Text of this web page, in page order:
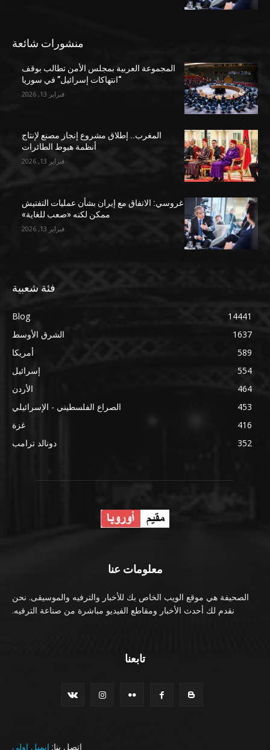
منشورات شائعة
المجموعة العربية بمجلس الأمن تطالب بوقف
“انتهاكات إسرائيل” في سوريا
فبراير 13, 2026
المغرب.. إطلاق مشروع إنجاز مصنع لإنتاج
أنظمة هبوط الطائرات
فبراير 13, 2026
غروسي: الاتفاق مع إيران بشأن عمليات التفتيش
ممكن لكنه «صعب للغاية»
فبراير 13, 2026
فئة شعبية
Blog
14441
الشرق الأوسط
1637
أمريكا
589
إسرائيل
554
الأردن
464
الصراع الفلسطيني - الإسرائيلي
453
غزة
416
دونالد ترامب
352
معلومات عنا
الصحيفة هي موقع الويب الخاص بك للأخبار والترفيه والموسيقى. نحن
نقدم لك أحدث الأخبار ومقاطع الفيديو مباشرة من صناعة الترفيه.
تابعنا
اتصل بنا: ايميل اولي